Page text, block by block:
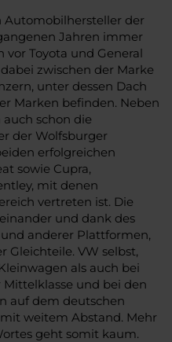
Automobilhersteller der
Jahren immer
Toyota und General
zwischen der Marke
unter dessen Dach
Marken befinden. Neben
schon die
der Wolfsburger
erfolgreichen
sowie Cupra,
mit denen
vertreten ist. Die
und dank des
anderer Plattformen,
Gleichteile. VW selbst,
als auch bei
und bei den
auf dem deutschen
weitem Abstand. Mehr
geht somit kaum.